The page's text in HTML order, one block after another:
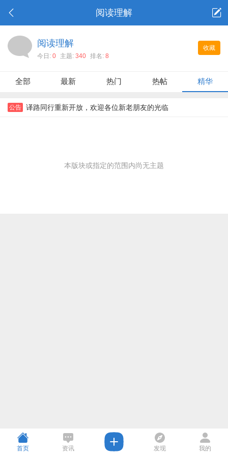
阅读理解
收藏
阅读理解
今日: 0 主题: 340 排名: 8
全部 最新 热门 热帖 精华
公告 译路同行重新开放，欢迎各位新老朋友的光临
本版块或指定的范围内尚无主题
首页 资讯 发现 我的